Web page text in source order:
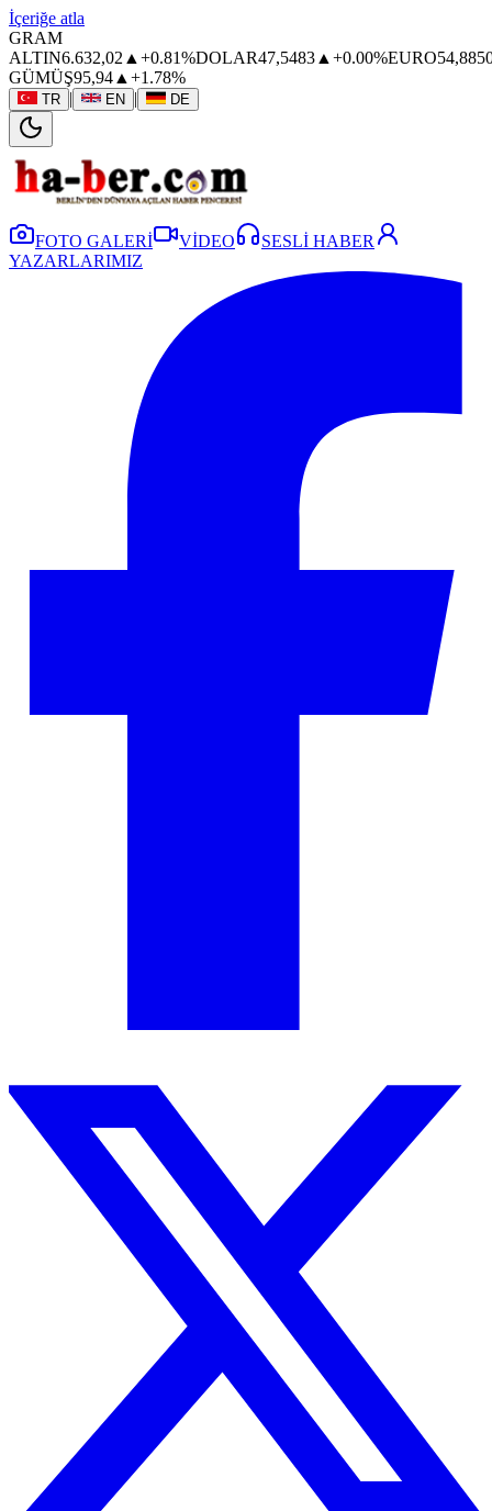
İçeriğe atla
GRAM
ALTIN6.632,02 ▲ +0.81%DOLAR47,5483 ▲ +0.00%EURO
GÜMÜŞ95,94 ▲ +1.78%
TR | EN | DE
FOTO GALERİ VİDEO
SESLİ HABER
YAZARLARIMIZ